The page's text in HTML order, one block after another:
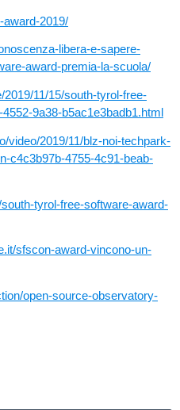
2019/
libera-e-sapere-
award-premia-la-scuola/
11/15/south-tyrol-free-
9a38-b5ac1e3badb1.html
video/2019/11/blz-noi-techpark-
c4c3b97b-4755-4c91-beab-
tyrol-free-software-award-
sfscon-award-vincono-un-
open-source-observatory-